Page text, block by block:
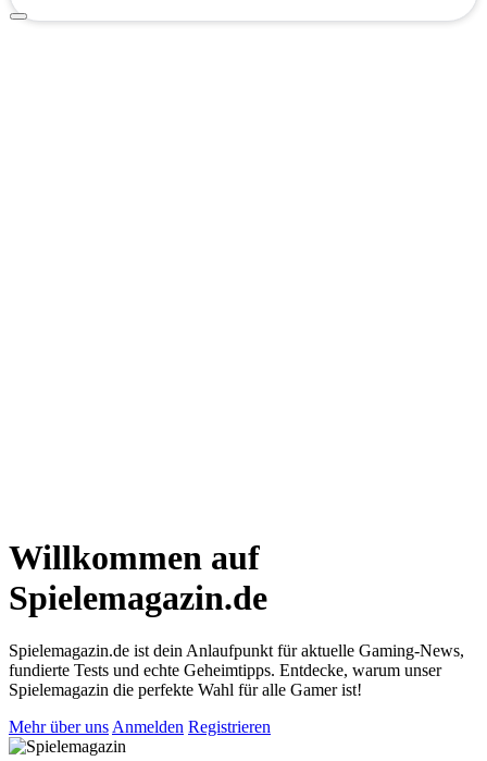
Willkommen auf
Spielemagazin.de
Spielemagazin.de ist dein Anlaufpunkt für aktuelle Gaming-News,
fundierte Tests und echte Geheimtipps. Entdecke, warum unser
Spielemagazin die perfekte Wahl für alle Gamer ist!
Mehr über uns Anmelden Registrieren